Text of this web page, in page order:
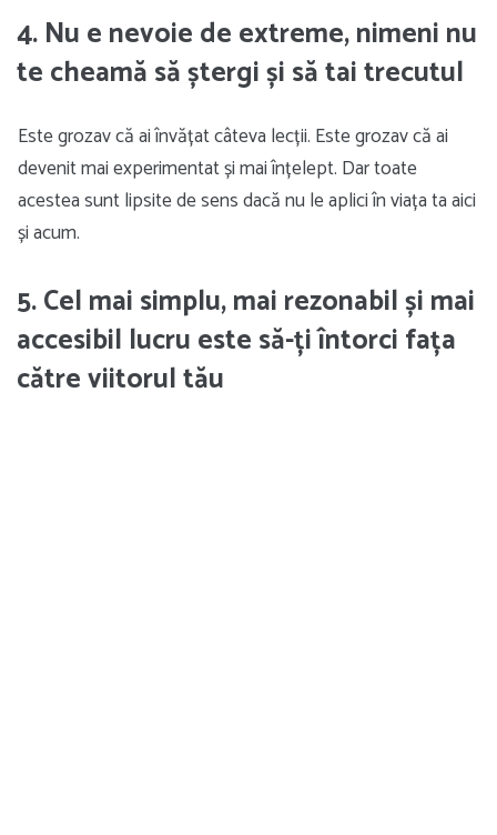
4. Nu e nevoie de extreme, nimeni nu
te cheamă să ștergi și să tai trecutul
Este grozav că ai învățat câteva lecții. Este grozav că ai
devenit mai experimentat și mai înțelept. Dar toate
acestea sunt lipsite de sens dacă nu le aplici în viața ta aici
și acum.
5. Cel mai simplu, mai rezonabil și mai
accesibil lucru este să-ți întorci fața
către viitorul tău